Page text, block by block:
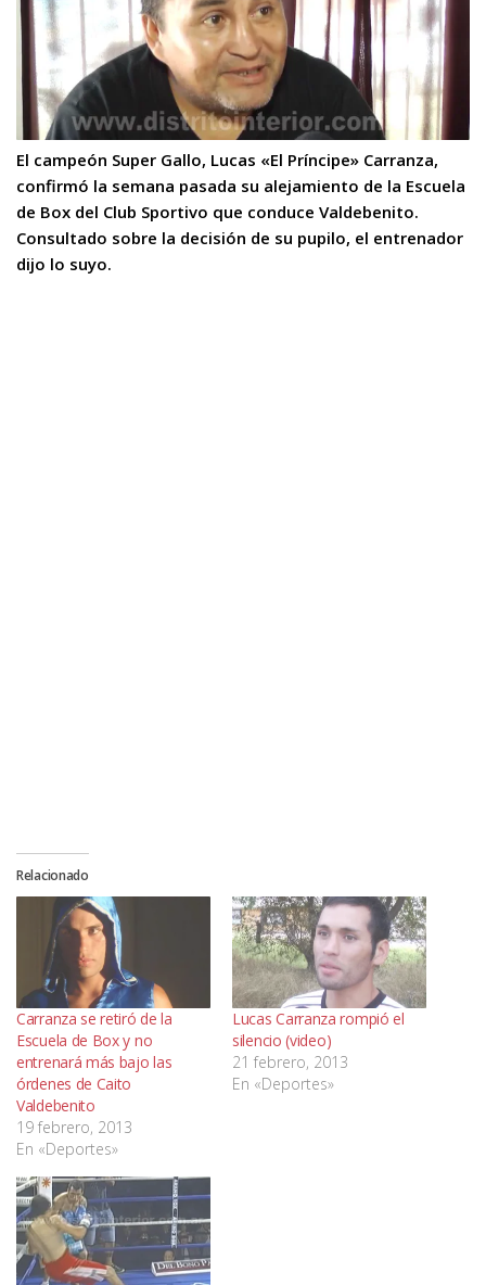
El campeón Super Gallo, Lucas «El Príncipe» Carranza,
confirmó la semana pasada su alejamiento de la Escuela
de Box del Club Sportivo que conduce Valdebenito.
Consultado sobre la decisión de su pupilo, el entrenador
dijo lo suyo.
Relacionado
Carranza se retiró de la
Escuela de Box y no
entrenará más bajo las
órdenes de Caito
Valdebenito
19 febrero, 2013
En «Deportes»
Lucas Carranza rompió el
silencio (video)
21 febrero, 2013
En «Deportes»